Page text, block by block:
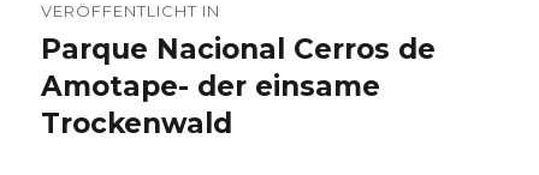
Navigation
VERÖFFENTLICHT IN
Parque Nacional Cerros de
Amotape- der einsame
Trockenwald